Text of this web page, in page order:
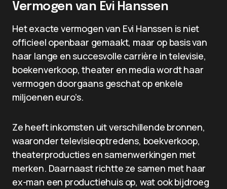
Vermogen van Evi Hanssen
Het exacte vermogen van Evi Hanssen is niet
officieel openbaar gemaakt, maar op basis van
haar lange en succesvolle carrière in televisie,
boekenverkoop, theater en media wordt haar
vermogen doorgaans geschat op enkele
miljoenen euro’s.
Ze heeft inkomsten uit verschillende bronnen,
waaronder televisieoptredens, boekverkoop,
theaterproducties en samenwerkingen met
merken. Daarnaast richtte ze samen met haar
ex-man een productiehuis op, wat ook bijdroeg